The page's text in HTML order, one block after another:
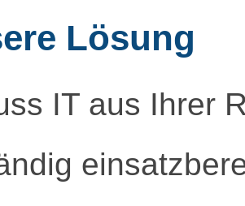
Lösung
IT aus Ihrer